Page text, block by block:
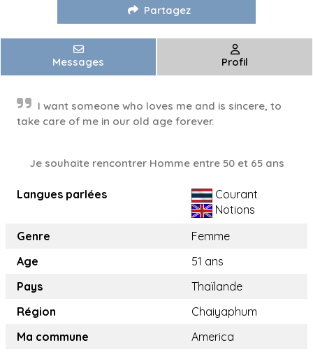
Partagez
Messages Profil
I want someone who loves me and is sincere, to
take care of me in our old age forever.
Je souhaite rencontrer Homme entre 50 et 65 ans
Langues parlées
Courant
Notions
Genre
Femme
Age
51 ans
Pays
Thaïlande
Région
Chaiyaphum
Ma commune
America